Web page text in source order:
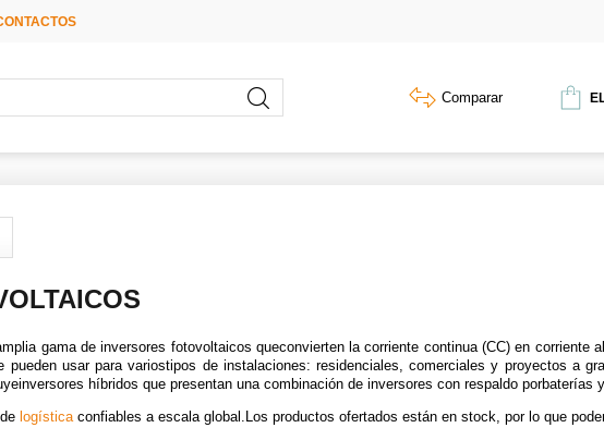
Comparar
gama de inversores fotovoltaicos queconvierten la corriente continua (CC) en corriente
pueden usar para variostipos de instalaciones: residenciales, comerciales y proyectos a
híbridos que presentan una combinación de inversores con respaldo porbaterías
logísticaconfiables a escala global.Los productos ofertados están en stock, por lo que